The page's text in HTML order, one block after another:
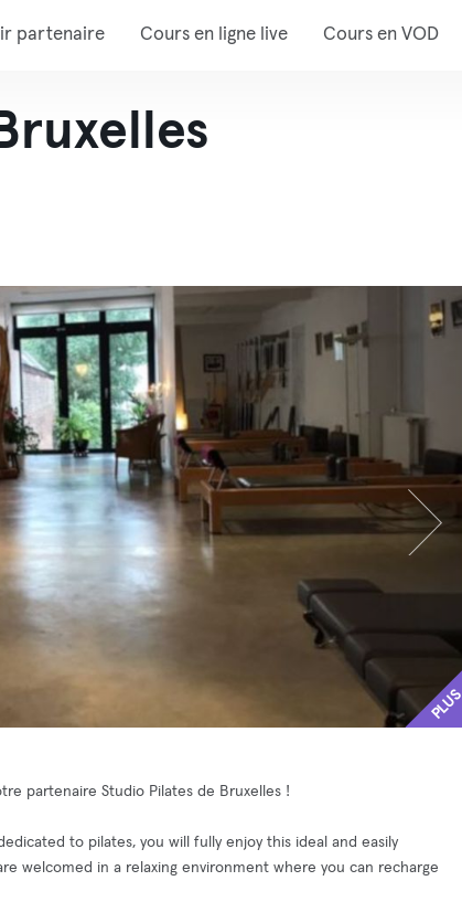
partenaire Cours en ligne live Cours en VOD
PLUS
partenaire Studio Pilates de Bruxelles !
to pilates, you will fully enjoy this ideal and easily
welcomed in a relaxing environment where you can recharge